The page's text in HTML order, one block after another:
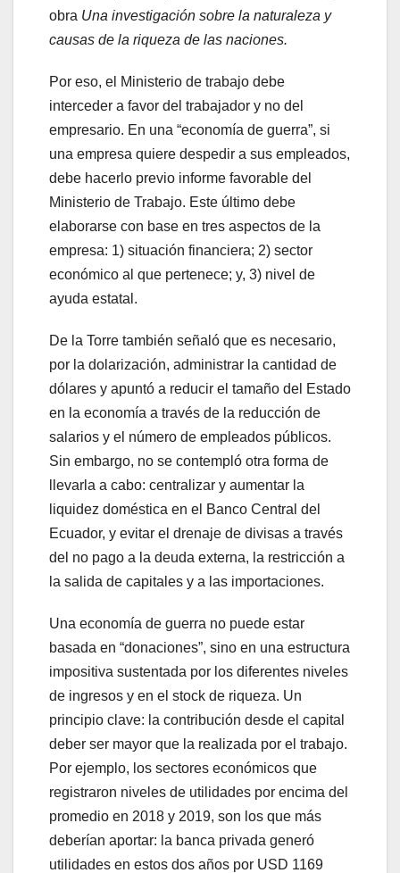
obra Una investigación sobre la naturaleza y
causas de la riqueza de las naciones.
Por eso, el Ministerio de trabajo debe
interceder a favor del trabajador y no del
empresario. En una “economía de guerra”, si
una empresa quiere despedir a sus empleados,
debe hacerlo previo informe favorable del
Ministerio de Trabajo. Este último debe
elaborarse con base en tres aspectos de la
empresa: 1) situación financiera; 2) sector
económico al que pertenece; y, 3) nivel de
ayuda estatal.
De la Torre también señaló que es necesario,
por la dolarización, administrar la cantidad de
dólares y apuntó a reducir el tamaño del Estado
en la economía a través de la reducción de
salarios y el número de empleados públicos.
Sin embargo, no se contempló otra forma de
llevarla a cabo: centralizar y aumentar la
liquidez doméstica en el Banco Central del
Ecuador, y evitar el drenaje de divisas a través
del no pago a la deuda externa, la restricción a
la salida de capitales y a las importaciones.
Una economía de guerra no puede estar
basada en “donaciones”, sino en una estructura
impositiva sustentada por los diferentes niveles
de ingresos y en el stock de riqueza. Un
principio clave: la contribución desde el capital
deber ser mayor que la realizada por el trabajo.
Por ejemplo, los sectores económicos que
registraron niveles de utilidades por encima del
promedio en 2018 y 2019, son los que más
deberían aportar: la banca privada generó
utilidades en estos dos años por USD 1169